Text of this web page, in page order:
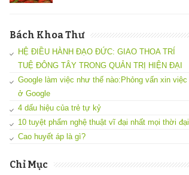
Bách Khoa Thư
HỆ ĐIỀU HÀNH ĐẠO ĐỨC: GIAO THOA TRÍ
TUỆ ĐÔNG TÂY TRONG QUẢN TRỊ HIỆN ĐẠI
Google làm việc như thế nào:Phỏng vấn xin việc
ở Google
4 dấu hiệu của trẻ tự kỷ
10 tuyệt phẩm nghệ thuật vĩ đại nhất mọi thời đại
Cao huyết áp là gì?
Chỉ Mục